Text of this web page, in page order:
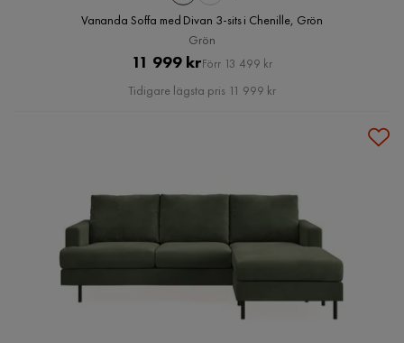
Vananda Soffa med Divan 3-sits i Chenille, Grön
Grön
Pris
11 999 krOriginal
Pris
Förr 13 499 kr
Tidigare lägsta pris 11 999 kr